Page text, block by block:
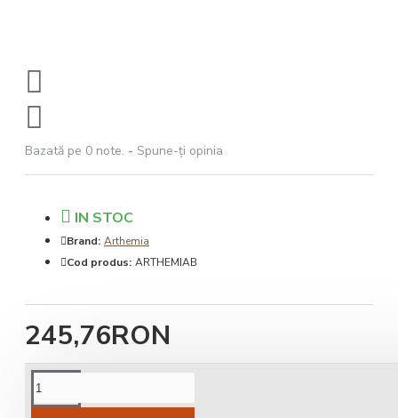
Bazată pe 0 note. - Spune-ţi opinia
245,76RON
IN STOC
Brand: Arthemia
Cod produs: ARTHEMIAB